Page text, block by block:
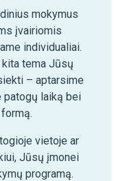
mokymus
įvairiomis
individualiai.
tema Jūsų
– aptarsime
laiką bei
vietoje ar
Jūsų įmonei
programą.